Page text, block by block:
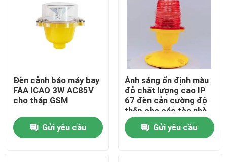
Nhà
Đèn cảnh báo máy bay
FAA ICAO 3W AC85V
cho tháp GSM
Gửi yêu cầu
Ánh sáng ổn định màu
đỏ chất lượng cao IP
67 đèn cản cường độ
thấp cho các tòa nhà
cao
Gửi yêu cầu